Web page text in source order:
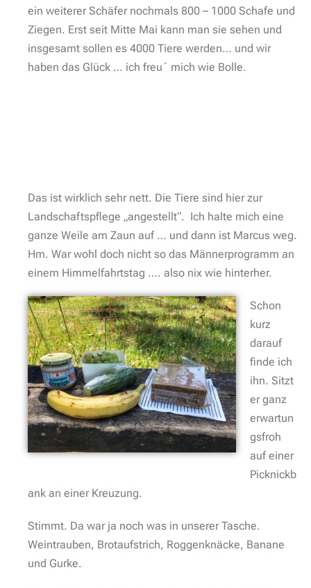
ein weiterer Schäfer nochmals 800 – 1000 Schafe und
Ziegen. Erst seit Mitte Mai kann man sie sehen und
insgesamt sollen es 4000 Tiere werden… und wir
haben das Glück … ich freu´ mich wie Bolle.
Das ist wirklich sehr nett. Die Tiere sind hier zur
Landschaftspflege „angestellt“. Ich halte mich eine
ganze Weile am Zaun auf … und dann ist Marcus weg.
Hm. War wohl doch nicht so das Männerprogramm an
einem Himmelfahrtstag …. also nix wie hinterher.
Schon
kurz
darauf
finde ich
ihn. Sitzt
er ganz
erwartun
gsfroh
auf einer
Picknickb
ank an einer Kreuzung.
Stimmt. Da war ja noch was in unserer Tasche.
Weintrauben, Brotaufstrich, Roggenknäcke, Banane
und Gurke.